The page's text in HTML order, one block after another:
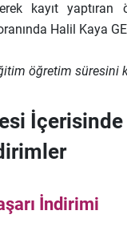
kayıt yaptıran
Halil Kaya
öğretim süresini
İndirimi